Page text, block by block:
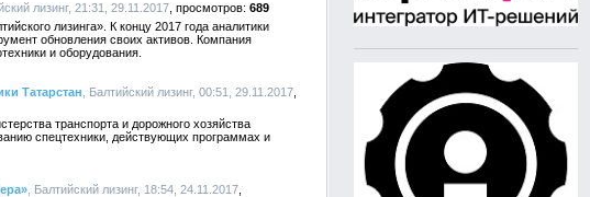
лизинг, 21:31, 29.11.2017
689
лизинга». К концу 2017 года аналитики
обновления своих активов. Компания
и оборудования.
Татарстан , Балтийский лизинг, 00:51, 29.11.2017
транспорта и дорожного хозяйства
спецтехники, действующих программах и
, Балтийский лизинг, 18:54, 24.11.2017